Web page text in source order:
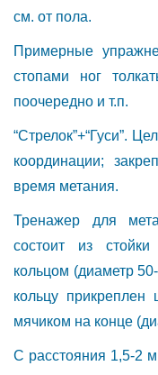
см. от пола.
Примерные
стопами ног
поочередно и т.п.
“Стрелок”+“Гуси”.
координации;
время метания.
Тренажер для
состоит из
кольцом (диаметр
кольцу
мячиком на конце
С расстояния 1,5-2